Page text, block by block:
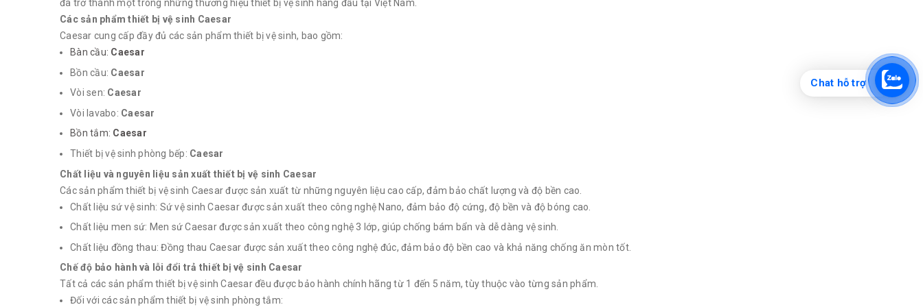
đã trở thành một trong những thương hiệu thiết bị vệ sinh hàng đầu tại Việt Nam.
Các sản phẩm thiết bị vệ sinh Caesar
Caesar cung cấp đầy đủ các sản phẩm thiết bị vệ sinh, bao gồm:
Bàn cầu: Caesar
Bồn cầu: Caesar
Vòi sen: Caesar
Vòi lavabo: Caesar
Bồn tắm: Caesar
Thiết bị vệ sinh phòng bếp: Caesar
Chất liệu và nguyên liệu sản xuất thiết bị vệ sinh Caesar
Các sản phẩm thiết bị vệ sinh Caesar được sản xuất từ những nguyên liệu cao cấp, đảm bảo chất lượng và độ bền cao.
Chất liệu sứ vệ sinh: Sứ vệ sinh Caesar được sản xuất theo công nghệ Nano, đảm bảo độ cứng, độ bền và độ bóng cao.
Chất liệu men sứ: Men sứ Caesar được sản xuất theo công nghệ 3 lớp, giúp chống bám bẩn và dễ dàng vệ sinh.
Chất liệu đồng thau: Đồng thau Caesar được sản xuất theo công nghệ đúc, đảm bảo độ bền cao và khả năng chống ăn mòn tốt.
Chế độ bảo hành và lỗi đổi trả thiết bị vệ sinh Caesar
Tất cả các sản phẩm thiết bị vệ sinh Caesar đều được bảo hành chính hãng từ 1 đến 5 năm, tùy thuộc vào từng sản phẩm.
Đối với các sản phẩm thiết bị vệ sinh phòng tắm:
Chat hỗ trợ